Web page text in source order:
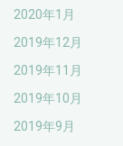
2020年1月
2019年12月
2019年11月
2019年10月
2019年9月